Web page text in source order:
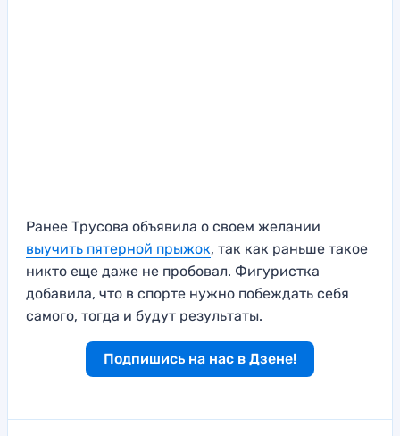
Ранее Трусова объявила о своем желании
выучить пятерной прыжок, так как раньше такое
никто еще даже не пробовал. Фигуристка
добавила, что в спорте нужно побеждать себя
самого, тогда и будут результаты.
Подпишись на нас в Дзене!